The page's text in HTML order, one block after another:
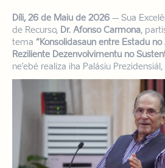
Díli, 26 de Maiu de 2026 – Sua
de Recurso, Dr. Afonso Carmona,
tema “Konsolidasaun entre Estadu
Reziliente Dezenvolvimentu no
ne’ebé realiza iha Palásiu